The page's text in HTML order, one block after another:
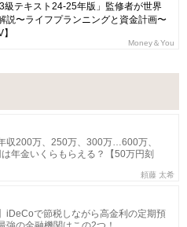
級テキスト24-25年版」監修者が世界
説〜ライフプランニングと資金計画〜
Money＆You
収200万、250万、300万…600万、
年金いくらもらえる？【50万円刻
頼藤 太希
iDeCoで節税しながら高金利の定期預